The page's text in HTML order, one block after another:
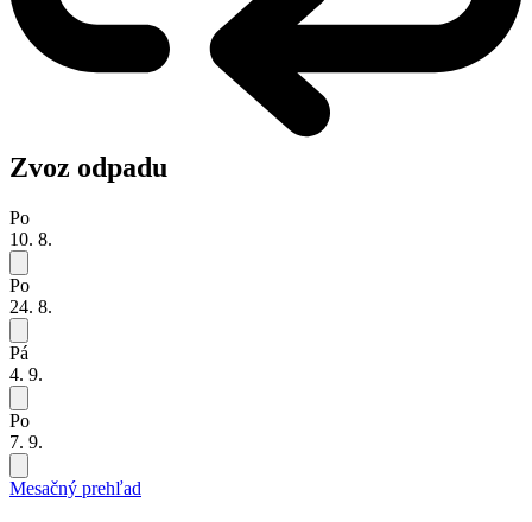
Zvoz odpadu
Po
10. 8.
Po
24. 8.
Pá
4. 9.
Po
7. 9.
Mesačný prehľad